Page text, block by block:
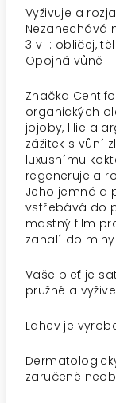
Vyživuje a
Nezanechává
3 v 1: obličej,
Opojná vůně
Značka
organických
jojoby, lilie a
zážitek s vůní
luxusnímu
regeneruje a
Jeho jemná a
vstřebává do
mastný film
zahalí do
Vaše pleť je
pružné a
Lahev je
zaručeně